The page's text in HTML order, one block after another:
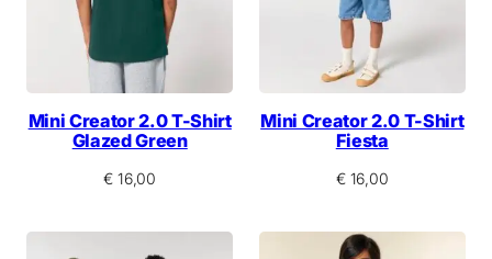
Mini Creator 2.0 T-Shirt
Glazed Green
€ 16,00
Mini Creator 2.0 T-Shirt
Fiesta
€16,00